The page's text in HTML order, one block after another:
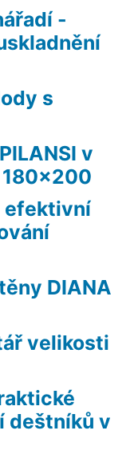
-
s
v
efektivní
DIANA
velikosti
deštníků v